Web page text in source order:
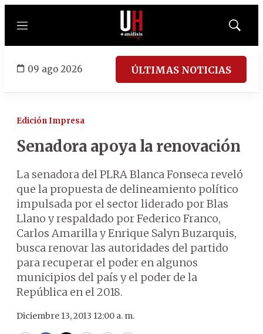
Menú
Mostrar
09 ago 2026 ÚLTIMAS NOTICIAS
Edición Impresa
Senadora apoya la renovación
La senadora del PLRA Blanca Fonseca reveló
que la propuesta de delineamiento político
impulsada por el sector liderado por Blas
Llano y respaldado por Federico Franco,
Carlos Amarilla y Enrique Salyn Buzarquis,
busca renovar las autoridades del partido
para recuperar el poder en algunos
municipios del país y el poder de la
República en el 2018.
Diciembre 13, 2013 12:00 a. m.